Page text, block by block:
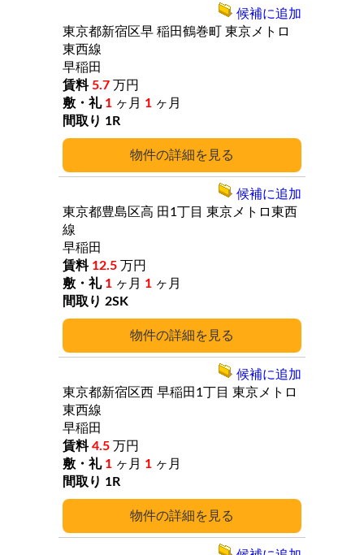
詳細
東京都新宿区早 稲田鶴巻町 東京メトロ
東西線
早稲田
5.7 万円
1 ヶ月 1 ヶ月
1R
候補に追加
詳細
東京都豊島区高 田1丁目 東京メトロ東西
線
早稲田
12.5 万円
1 ヶ月 1 ヶ月
2SK
候補に追加
詳細
東京都新宿区西 早稲田1丁目 東京メトロ
東西線
早稲田
4.5 万円
1 ヶ月 1 ヶ月
1R
候補に追加